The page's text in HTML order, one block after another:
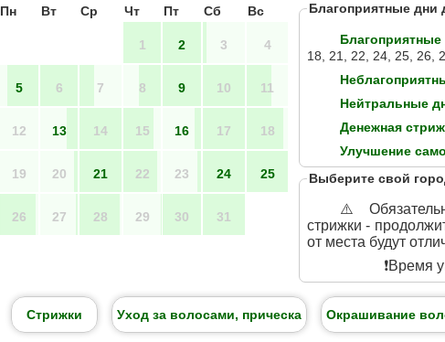
Пн Вт Ср Чт Пт Сб Вс
1 2 3 4
5 6 7 8 9 10 11
12 13 14 15 16 17 18
19 20 21 22 23 24 25
26 27 28 29 30 31
Благоприятные дни
Благоприятные
18, 21, 22, 24, 25, 26,
Нейтральные
Денежная
Улучшение
Выберите свой
⚠️
стрижки -
от места будут
❗️Время
Стрижки Уход за волосами, прическа Окрашивание